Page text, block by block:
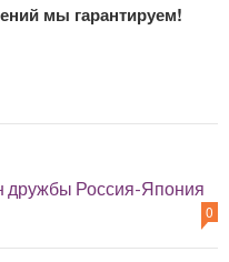
мы гарантируем!
Россия-Япония
0